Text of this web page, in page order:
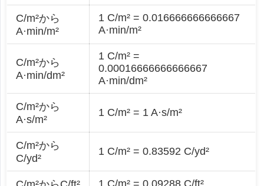
C/m²から
A·min/m²
1 C/m² = 0.016666666666667
A·min/m²
C/m²から
A·min/dm²
1 C/m² =
0.00016666666666667
A·min/dm²
C/m²から
A·s/m²
1 C/m² = 1 A·s/m²
C/m²から
C/yd²
1 C/m² = 0.83592 C/yd²
1 C/m² = 0.09288 C/ft²